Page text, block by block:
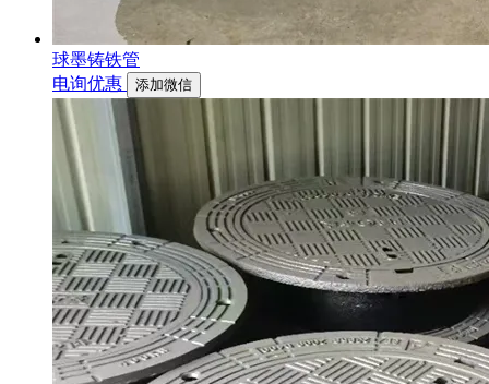
球墨铸铁管
电询优惠
添加微信